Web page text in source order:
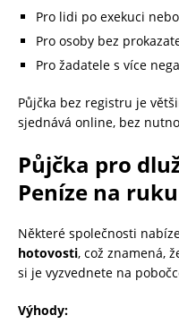
Pro lidi po exekuci
Pro osoby bez
Pro žadatele s více
Půjčka bez registru je
sjednává online, bez
Půjčka pro
Peníze na ruku
Některé společnosti
hotovosti, což znamená,
si je vyzvednete na
Výhody: